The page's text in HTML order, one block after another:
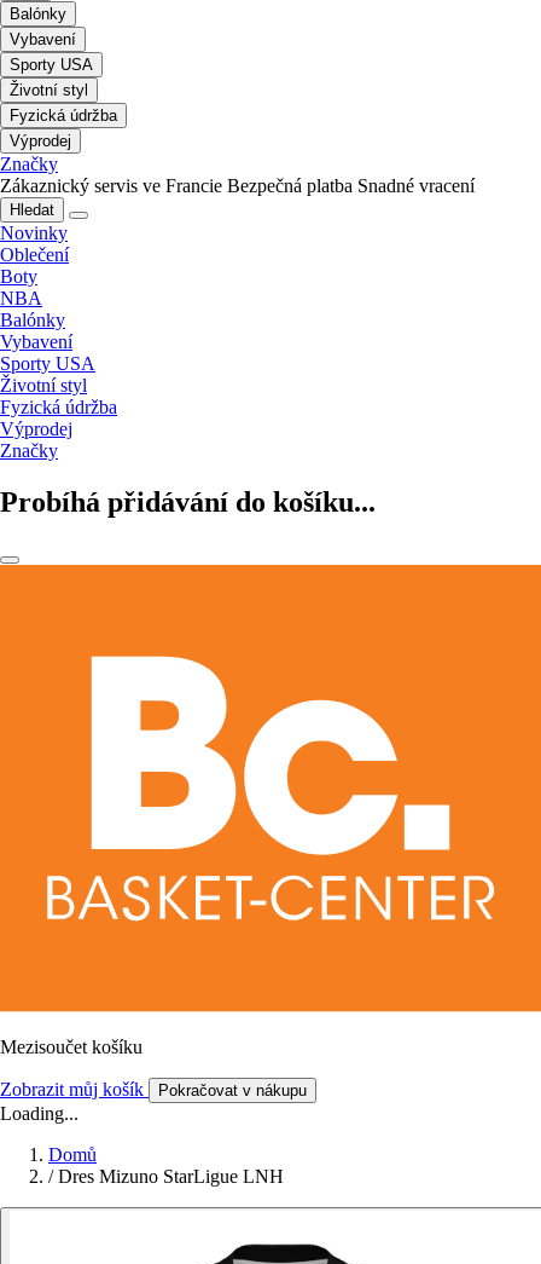
Balónky
Vybavení
Sporty USA
Životní styl
Fyzická údržba
Výprodej
Značky
Zákaznický servis ve Francie Bezpečná platba Snadné vracení
Hledat
Novinky
Oblečení
Boty
NBA
Balónky
Vybavení
Sporty USA
Životní styl
Fyzická údržba
Výprodej
Značky
Probíhá přidávání do košíku...
Mezisoučet košíku
Zobrazit můj košík Pokračovat v nákupu
Loading...
Domů
/ Dres Mizuno StarLigue LNH